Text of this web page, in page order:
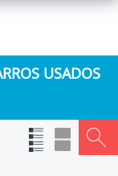
USADOS